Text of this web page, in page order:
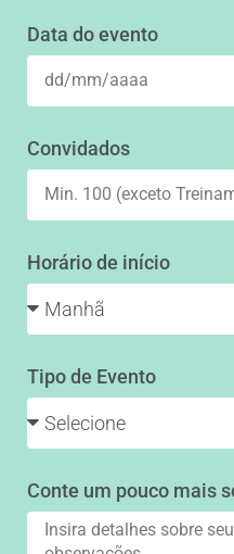
Data do evento
Convidados
Horário de início
Tipo de Evento
Conte um pouco mais